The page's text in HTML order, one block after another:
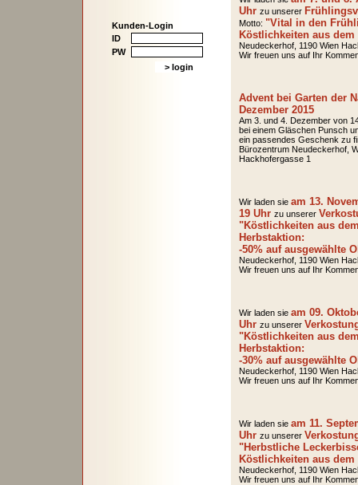
Kunden-Login
ID
PW
Uhr zu unserer
Motto: "Vital in den
Köstlichkeiten aus
Neudeckerhof, 1190 Wien
Wir freuen uns auf Ihr
Advent bei Garten der
Dezember 2015
Am 3. und 4. Dezember von
bei einem Gläschen Punsch
ein passendes Geschenk zu
Bürozentrum Neudeckerhof,
Hackhofergasse 1
Wir laden sie am 13.
19 Uhr zu unserer V
"Köstlichkeiten aus
Herbstaktion:
-50% auf ausgewählte
Neudeckerhof, 1190 Wien
Wir freuen uns auf Ihr
Wir laden sie am 09.
Uhr zu unserer V
"Köstlichkeiten aus
Herbstaktion:
-30% auf ausgewählte
Neudeckerhof, 1190 Wien
Wir freuen uns auf Ihr
Wir laden sie am 11.
Uhr zu unserer V
"Herbstliche
Köstlichkeiten aus
Neudeckerhof, 1190 Wien
Wir freuen uns auf Ihr